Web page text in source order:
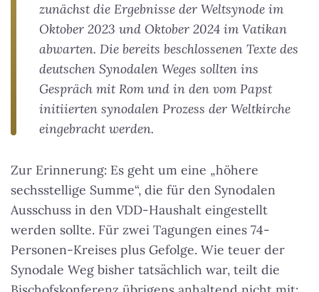
zunächst die Ergebnisse der Weltsynode im
Oktober 2023 und Oktober 2024 im Vatikan
abwarten. Die bereits beschlossenen Texte des
deutschen Synodalen Weges sollten ins
Gespräch mit Rom und in den vom Papst
initiierten synodalen Prozess der Weltkirche
eingebracht werden.
Zur Erinnerung: Es geht um eine „höhere
sechsstellige Summe“, die für den Synodalen
Ausschuss in den VDD-Haushalt eingestellt
werden sollte. Für zwei Tagungen eines 74-
Personen-Kreises plus Gefolge. Wie teuer der
Synodale Weg bisher tatsächlich war, teilt die